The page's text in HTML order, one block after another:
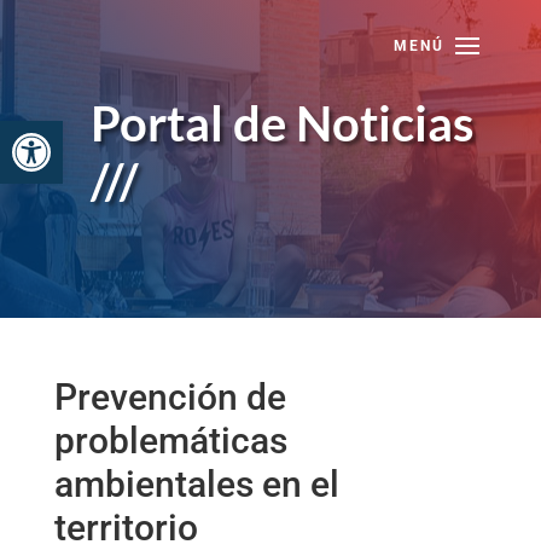
Abrir barra de herramientas
Portal de Noticias
///
Prevención de
problemáticas
ambientales en el
territorio